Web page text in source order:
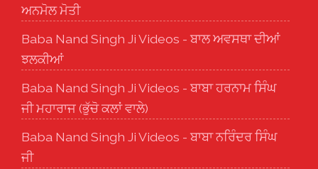
ਅਨਮੋਲ ਮੋਤੀ
Baba Nand Singh Ji Videos - ਬਾਲ ਅਵਸਥਾ ਦੀਆਂ
ਝਲਕੀਆਂ
Baba Nand Singh Ji Videos - ਬਾਬਾ ਹਰਨਾਮ ਸਿੰਘ
ਜੀ ਮਹਾਰਾਜ (ਭੁੱਚੋ ਕਲਾਂ ਵਾਲੇ)
Baba Nand Singh Ji Videos - ਬਾਬਾ ਨਰਿੰਦਰ ਸਿੰਘ
ਜੀ